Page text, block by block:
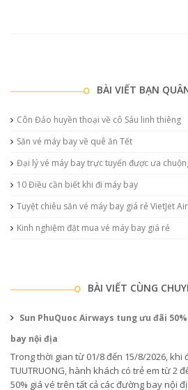
BÀI VIẾT BẠN
Côn Đảo huyền thoại về cô Sáu linh thiêng
Săn vé máy bay về quê ăn Tết
Đại lý vé máy bay trực tuyến được ưa
10 Điều cần biết khi đi máy bay
Tuyệt chiêu săn vé máy bay giá rẻ VietJet Air
Kinh nghiệm đặt mua vé máy bay giá rẻ
BÀI VIẾT CÙNG
Sun PhuQuoc Airways tung ưu đãi
bay nội địa
Trong thời gian từ 01/8 đến 15/8/2026, khi
TUUTRUONG, hành khách có trẻ em từ 2
50% giá vé trên tất cả các đường bay nội